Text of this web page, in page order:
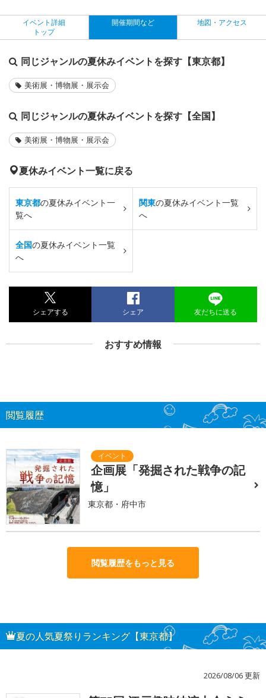
イベント詳細
トップ
開催期間など 地図・アクセス
同じジャンルの夏休みイベントを探す【東京都】
美術展・博物展・展示会
同じジャンルの夏休みイベントを探す【全国】
美術展・博物展・展示会
夏休みイベント一覧に戻る
東京都の夏休みイベント一
覧へ
関東の夏休みイベント一覧
へ
全国の夏休みイベント一覧
へ
シェアする シェア 友だちに送る
おすすめ情報
閲覧履歴
企画展「発掘された戦争の記
憶」
東京都・府中市
閲覧履歴をもっと見る
夏の人気夏祭りランキング【東京都】
2026/08/06 更新